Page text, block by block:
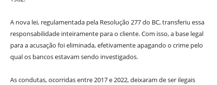
A nova lei, regulamentada pela Resolução 277 do BC, transferiu essa
responsabilidade inteiramente para o cliente. Com isso, a base legal
para a acusação foi eliminada, efetivamente apagando o crime pelo
qual os bancos estavam sendo investigados.
As condutas, ocorridas entre 2017 e 2022, deixaram de ser ilegais